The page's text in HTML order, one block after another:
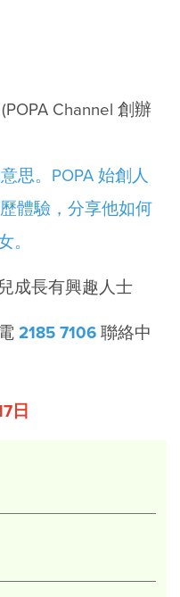
Channel 創辦
思。POPA 始創人
體驗，分享他如何
成長有興趣人士
2185 7106聯絡中
日